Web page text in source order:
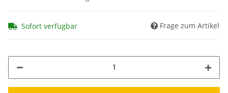
Sofort verfügbar Frage zum Artikel